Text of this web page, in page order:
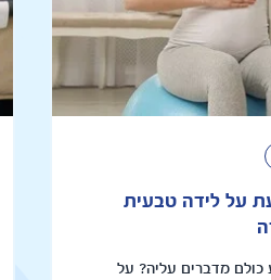
על לידה טבעית
כולם מדברים עליה? על